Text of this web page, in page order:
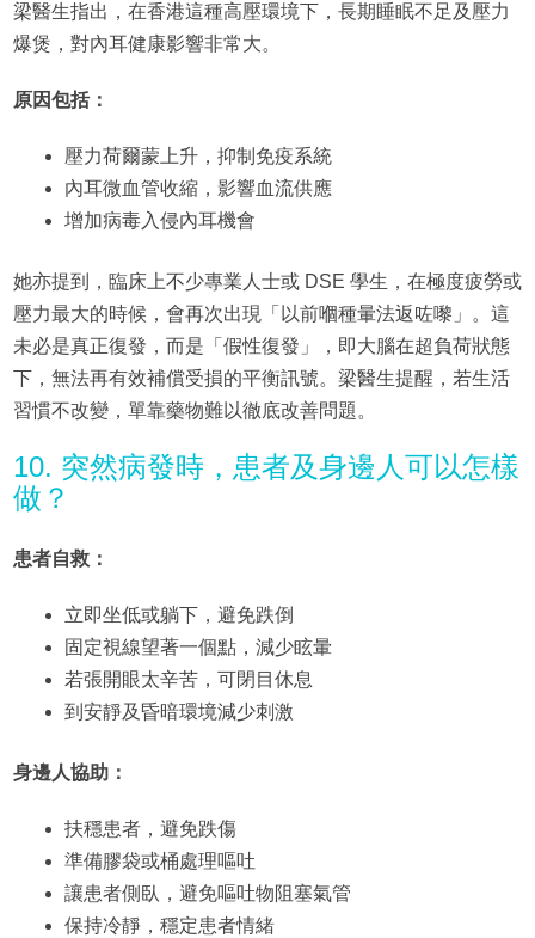
梁醫生指出，在香港這種高壓環境下，長期睡眠不足及壓力
爆煲，對內耳健康影響非常大。
原因包括：
壓力荷爾蒙上升，抑制免疫系統
內耳微血管收縮，影響血流供應
增加病毒入侵內耳機會
她亦提到，臨床上不少專業人士或 DSE 學生，在極度疲勞或
壓力最大的時候，會再次出現「以前嗰種暈法返咗嚟」。這
未必是真正復發，而是「假性復發」，即大腦在超負荷狀態
下，無法再有效補償受損的平衡訊號。梁醫生提醒，若生活
習慣不改變，單靠藥物難以徹底改善問題。
10. 突然病發時，患者及身邊人可以怎樣
做？
患者自救：
立即坐低或躺下，避免跌倒
固定視線望著一個點，減少眩暈
若張開眼太辛苦，可閉目休息
到安靜及昏暗環境減少刺激
身邊人協助：
扶穩患者，避免跌傷
準備膠袋或桶處理嘔吐
讓患者側臥，避免嘔吐物阻塞氣管
保持冷靜，穩定患者情緒